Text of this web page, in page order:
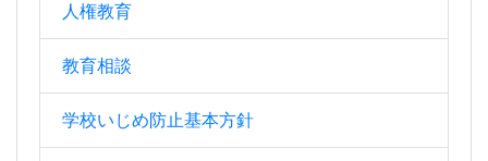
人権教育
教育相談
学校いじめ防止基本方針